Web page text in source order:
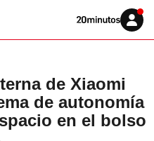
Volver
Iniciar
sesión
de Xiaomi
de autonomía
en el bolso